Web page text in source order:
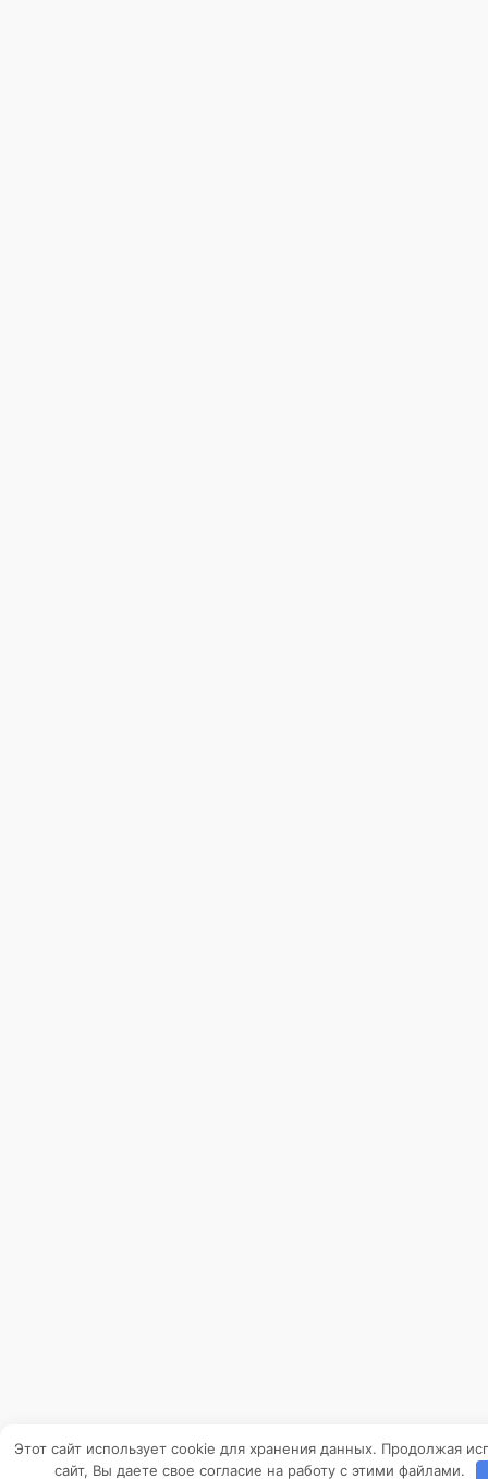
Этот сайт использует cookie для хранения данных. Продолжая
сайт, Вы даете свое согласие на работу с этими файлами.